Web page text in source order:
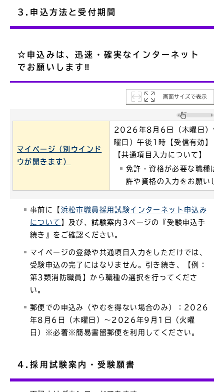
3.申込方法と受付期間
☆申込みは、迅速・確実なインターネット
でお願いします‼
画面サイズで表示
マイページ（別ウインド
ウが開きます）
2026年8月6日（木曜日）
曜日）午後1時【受信有効】
【共通項目入力について】
免許・資格が必要な職種は
許や資格の入力をお願いし
事前に【 浜松市職員採用試験インターネット申込み
について 】及び、試験案内3ページの『受験申込手
続き』をご確認ください。
マイページの登録や共通項目入力をしただけでは、
受験申込の完了にはなりません。引き続き、【例：
第3類消防職員】から職種の選択を行ってくださ
い。
郵便での申込み（やむを得ない場合のみ）：2026
年8月6日（木曜日）～2026年9月1日（火曜
日）※必着※簡易書留郵便を利用してください。
4.採用試験案内・受験願書